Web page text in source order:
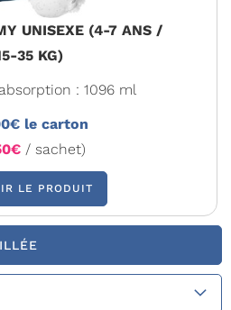
UNISEXE (4-7 ANS /
35 KG)
: 1096 ml
le carton
/ sachet)
LE PRODUIT